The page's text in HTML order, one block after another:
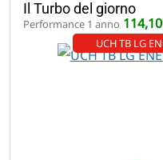
Il Turbo del giorno
Performance 1 anno
UCH TB LG